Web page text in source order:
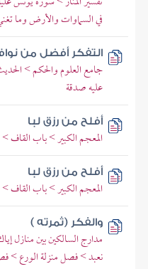
في السماوات والأرض وما
التفكر أفضل من
جامع العلوم والحكم >
عليه صدقة
أفلح من رزق لبا
المعجم الكبير > باب القاف
أفلح من رزق لبا
المعجم الكبير > باب القاف
والفكر (ثمرته )
مدارج السالكين بين منازل
نعبد > فصل منزلة الورع >